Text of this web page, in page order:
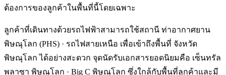
ต้องการของลูกค้าในพื้นที่นี้โดยเฉพาะ
ลูกค้าที่เดินทางด้วยรถไฟฟ้าสามารถใช้สถานี ท่าอากาศยาน
พิษณุโลก (PHS) · รถไฟสายเหนือ เพื่อเข้าถึงพื้นที่ จังหวัด
พิษณุโลก ได้อย่างสะดวก จุดนัดรับเอกสารยอดนิยมคือ เซ็นทรัล
พลาซา พิษณุโลก · Big C พิษณุโลก ซึ่งใกล้กับพื้นที่ลูกค้าและมี